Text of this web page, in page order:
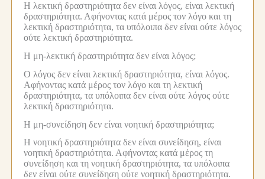
Η λεκτική δραστηριότητα δεν είναι λόγος, είναι λεκτική
δραστηριότητα. Αφήνοντας κατά μέρος τον λόγο και τη
λεκτική δραστηριότητα, τα υπόλοιπα δεν είναι ούτε λόγος
ούτε λεκτική δραστηριότητα.
Η μη-λεκτική δραστηριότητα δεν είναι λόγος;
Ο λόγος δεν είναι λεκτική δραστηριότητα, είναι λόγος.
Αφήνοντας κατά μέρος τον λόγο και τη λεκτική
δραστηριότητα, τα υπόλοιπα δεν είναι ούτε λόγος ούτε
λεκτική δραστηριότητα.
Η μη-συνείδηση δεν είναι νοητική δραστηριότητα;
Η νοητική δραστηριότητα δεν είναι συνείδηση, είναι
νοητική δραστηριότητα. Αφήνοντας κατά μέρος τη
συνείδηση και τη νοητική δραστηριότητα, τα υπόλοιπα
δεν είναι ούτε συνείδηση ούτε νοητική δραστηριότητα.